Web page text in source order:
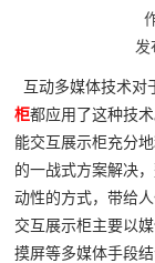
发
互动多媒体技术对
柜都应用了这种技
能交互展示柜充分
的一战式方案解决
动性的方式，带给
交互展示柜主要以
摸屏等多媒体手段